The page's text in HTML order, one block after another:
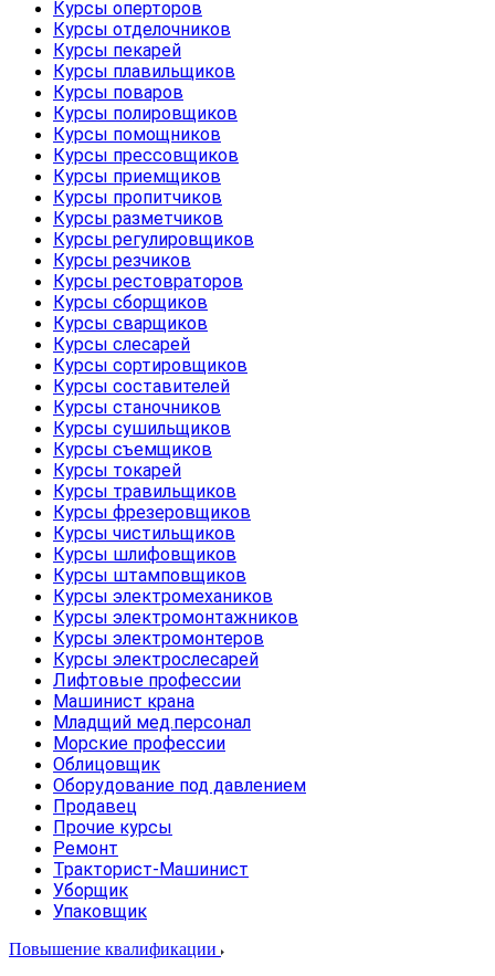
Курсы оперторов
Курсы отделочников
Курсы пекарей
Курсы плавильщиков
Курсы поваров
Курсы полировщиков
Курсы помощников
Курсы прессовщиков
Курсы приемщиков
Курсы пропитчиков
Курсы разметчиков
Курсы регулировщиков
Курсы резчиков
Курсы рестовраторов
Курсы сборщиков
Курсы сварщиков
Курсы слесарей
Курсы сортировщиков
Курсы составителей
Курсы станочников
Курсы сушильщиков
Курсы съемщиков
Курсы токарей
Курсы травильщиков
Курсы фрезеровщиков
Курсы чистильщиков
Курсы шлифовщиков
Курсы штамповщиков
Курсы электромехаников
Курсы электромонтажников
Курсы электромонтеров
Курсы электрослесарей
Лифтовые профессии
Машинист крана
Младщий мед.персонал
Морские профессии
Облицовщик
Оборудование под давлением
Продавец
Прочие курсы
Ремонт
Тракторист-Машинист
Уборщик
Упаковщик
Повышение квалификации